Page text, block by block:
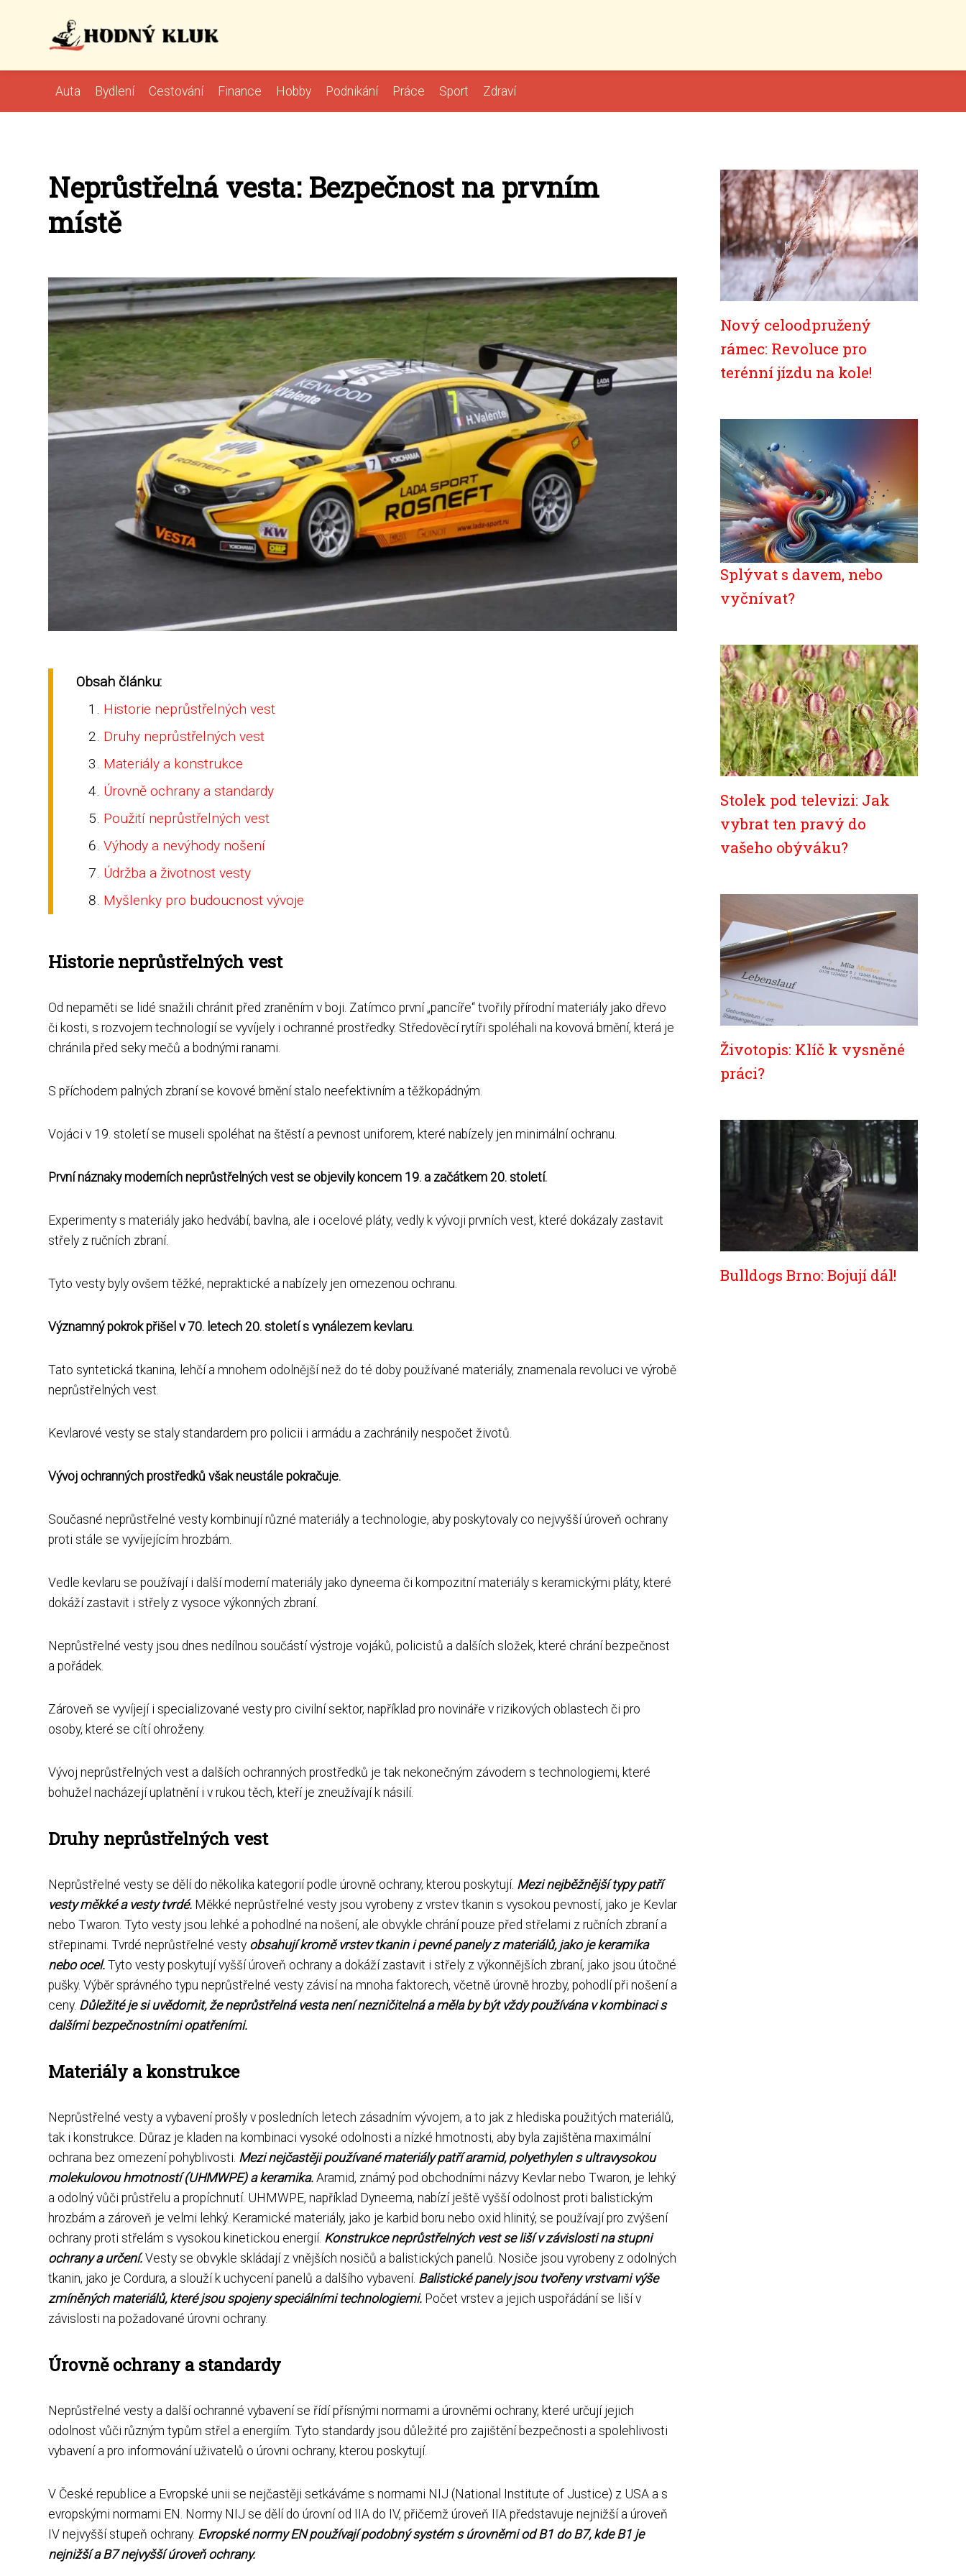
Auta Bydlení Cestování Finance Hobby Podnikání Práce Sport Zdraví
Neprůstřelná vesta: Bezpečnost na prvním
místě
Obsah článku:
Historie neprůstřelných vest
Druhy neprůstřelných vest
Materiály a konstrukce
Úrovně ochrany a standardy
Použití neprůstřelných vest
Výhody a nevýhody nošení
Údržba a životnost vesty
Myšlenky pro budoucnost vývoje
Historie neprůstřelných vest
Od nepaměti se lidé snažili chránit před zraněním v boji. Zatímco první „pancíře“ tvořily přírodní materiály jako dřevo
či kosti, s rozvojem technologií se vyvíjely i ochranné prostředky. Středověcí rytíři spoléhali na kovová brnění, která je
chránila před seky mečů a bodnými ranami.
S příchodem palných zbraní se kovové brnění stalo neefektivním a těžkopádným.
Vojáci v 19. století se museli spoléhat na štěstí a pevnost uniforem, které nabízely jen minimální ochranu.
První náznaky moderních neprůstřelných vest se objevily koncem 19. a začátkem 20. století.
Experimenty s materiály jako hedvábí, bavlna, ale i ocelové pláty, vedly k vývoji prvních vest, které dokázaly zastavit
střely z ručních zbraní.
Tyto vesty byly ovšem těžké, nepraktické a nabízely jen omezenou ochranu.
Významný pokrok přišel v 70. letech 20. století s vynálezem kevlaru.
Tato syntetická tkanina, lehčí a mnohem odolnější než do té doby používané materiály, znamenala revoluci ve výrobě
neprůstřelných vest.
Kevlarové vesty se staly standardem pro policii i armádu a zachránily nespočet životů.
Vývoj ochranných prostředků však neustále pokračuje.
Současné neprůstřelné vesty kombinují různé materiály a technologie, aby poskytovaly co nejvyšší úroveň ochrany
proti stále se vyvíjejícím hrozbám.
Vedle kevlaru se používají i další moderní materiály jako dyneema či kompozitní materiály s keramickými pláty, které
dokáží zastavit i střely z vysoce výkonných zbraní.
Neprůstřelné vesty jsou dnes nedílnou součástí výstroje vojáků, policistů a dalších složek, které chrání bezpečnost
a pořádek.
Zároveň se vyvíjejí i specializované vesty pro civilní sektor, například pro novináře v rizikových oblastech či pro
osoby, které se cítí ohroženy.
Vývoj neprůstřelných vest a dalších ochranných prostředků je tak nekonečným závodem s technologiemi, které
bohužel nacházejí uplatnění i v rukou těch, kteří je zneužívají k násilí.
Druhy neprůstřelných vest
Neprůstřelné vesty se dělí do několika kategorií podle úrovně ochrany, kterou poskytují. Mezi nejběžnější typy patří
vesty měkké a vesty tvrdé. Měkké neprůstřelné vesty jsou vyrobeny z vrstev tkanin s vysokou pevností, jako je Kevlar
nebo Twaron. Tyto vesty jsou lehké a pohodlné na nošení, ale obvykle chrání pouze před střelami z ručních zbraní a
střepinami. Tvrdé neprůstřelné vesty obsahují kromě vrstev tkanin i pevné panely z materiálů, jako je keramika
nebo ocel. Tyto vesty poskytují vyšší úroveň ochrany a dokáží zastavit i střely z výkonnějších zbraní, jako jsou útočné
pušky. Výběr správného typu neprůstřelné vesty závisí na mnoha faktorech, včetně úrovně hrozby, pohodlí při nošení a
ceny. Důležité je si uvědomit, že neprůstřelná vesta není nezničitelná a měla by být vždy používána v kombinaci s
dalšími bezpečnostními opatřeními.
Materiály a konstrukce
Neprůstřelné vesty a vybavení prošly v posledních letech zásadním vývojem, a to jak z hlediska použitých materiálů,
tak i konstrukce. Důraz je kladen na kombinaci vysoké odolnosti a nízké hmotnosti, aby byla zajištěna maximální
ochrana bez omezení pohyblivosti. Mezi nejčastěji používané materiály patří aramid, polyethylen s ultravysokou
molekulovou hmotností (UHMWPE) a keramika. Aramid, známý pod obchodními názvy Kevlar nebo Twaron, je lehký
a odolný vůči průstřelu a propíchnutí. UHMWPE, například Dyneema, nabízí ještě vyšší odolnost proti balistickým
hrozbám a zároveň je velmi lehký. Keramické materiály, jako je karbid boru nebo oxid hlinitý, se používají pro zvýšení
ochrany proti střelám s vysokou kinetickou energií. Konstrukce neprůstřelných vest se liší v závislosti na stupni
ochrany a určení.Vesty se obvykle skládají z vnějších nosičů a balistických panelů. Nosiče jsou vyrobeny z odolných
tkanin, jako je Cordura, a slouží k uchycení panelů a dalšího vybavení. Balistické panely jsou tvořeny vrstvami výše
zmíněných materiálů, které jsou spojeny speciálními technologiemi. Počet vrstev a jejich uspořádání se liší v
závislosti na požadované úrovni ochrany.
Úrovně ochrany a standardy
Neprůstřelné vesty a další ochranné vybavení se řídí přísnými normami a úrovněmi ochrany, které určují jejich
odolnost vůči různým typům střel a energiím. Tyto standardy jsou důležité pro zajištění bezpečnosti a spolehlivosti
vybavení a pro informování uživatelů o úrovni ochrany, kterou poskytují.
V České republice a Evropské unii se nejčastěji setkáváme s normami NIJ (National Institute of Justice) z USA a s
evropskými normami EN. Normy NIJ se dělí do úrovní od IIA do IV, přičemž úroveň IIA představuje nejnižší a úroveň
IV nejvyšší stupeň ochrany. Evropské normy EN používají podobný systém s úrovněmi od B1 do B7, kde B1 je
nejnižší a B7 nejvyšší úroveň ochrany.
Nový celoodpružený
rámec: Revoluce pro
terénní jízdu na kole!
Splývat s davem, nebo
vyčnívat?
Stolek pod televizi: Jak
vybrat ten pravý do
vašeho obýváku?
Životopis: Klíč k vysněné
práci?
Bulldogs Brno: Bojují dál!